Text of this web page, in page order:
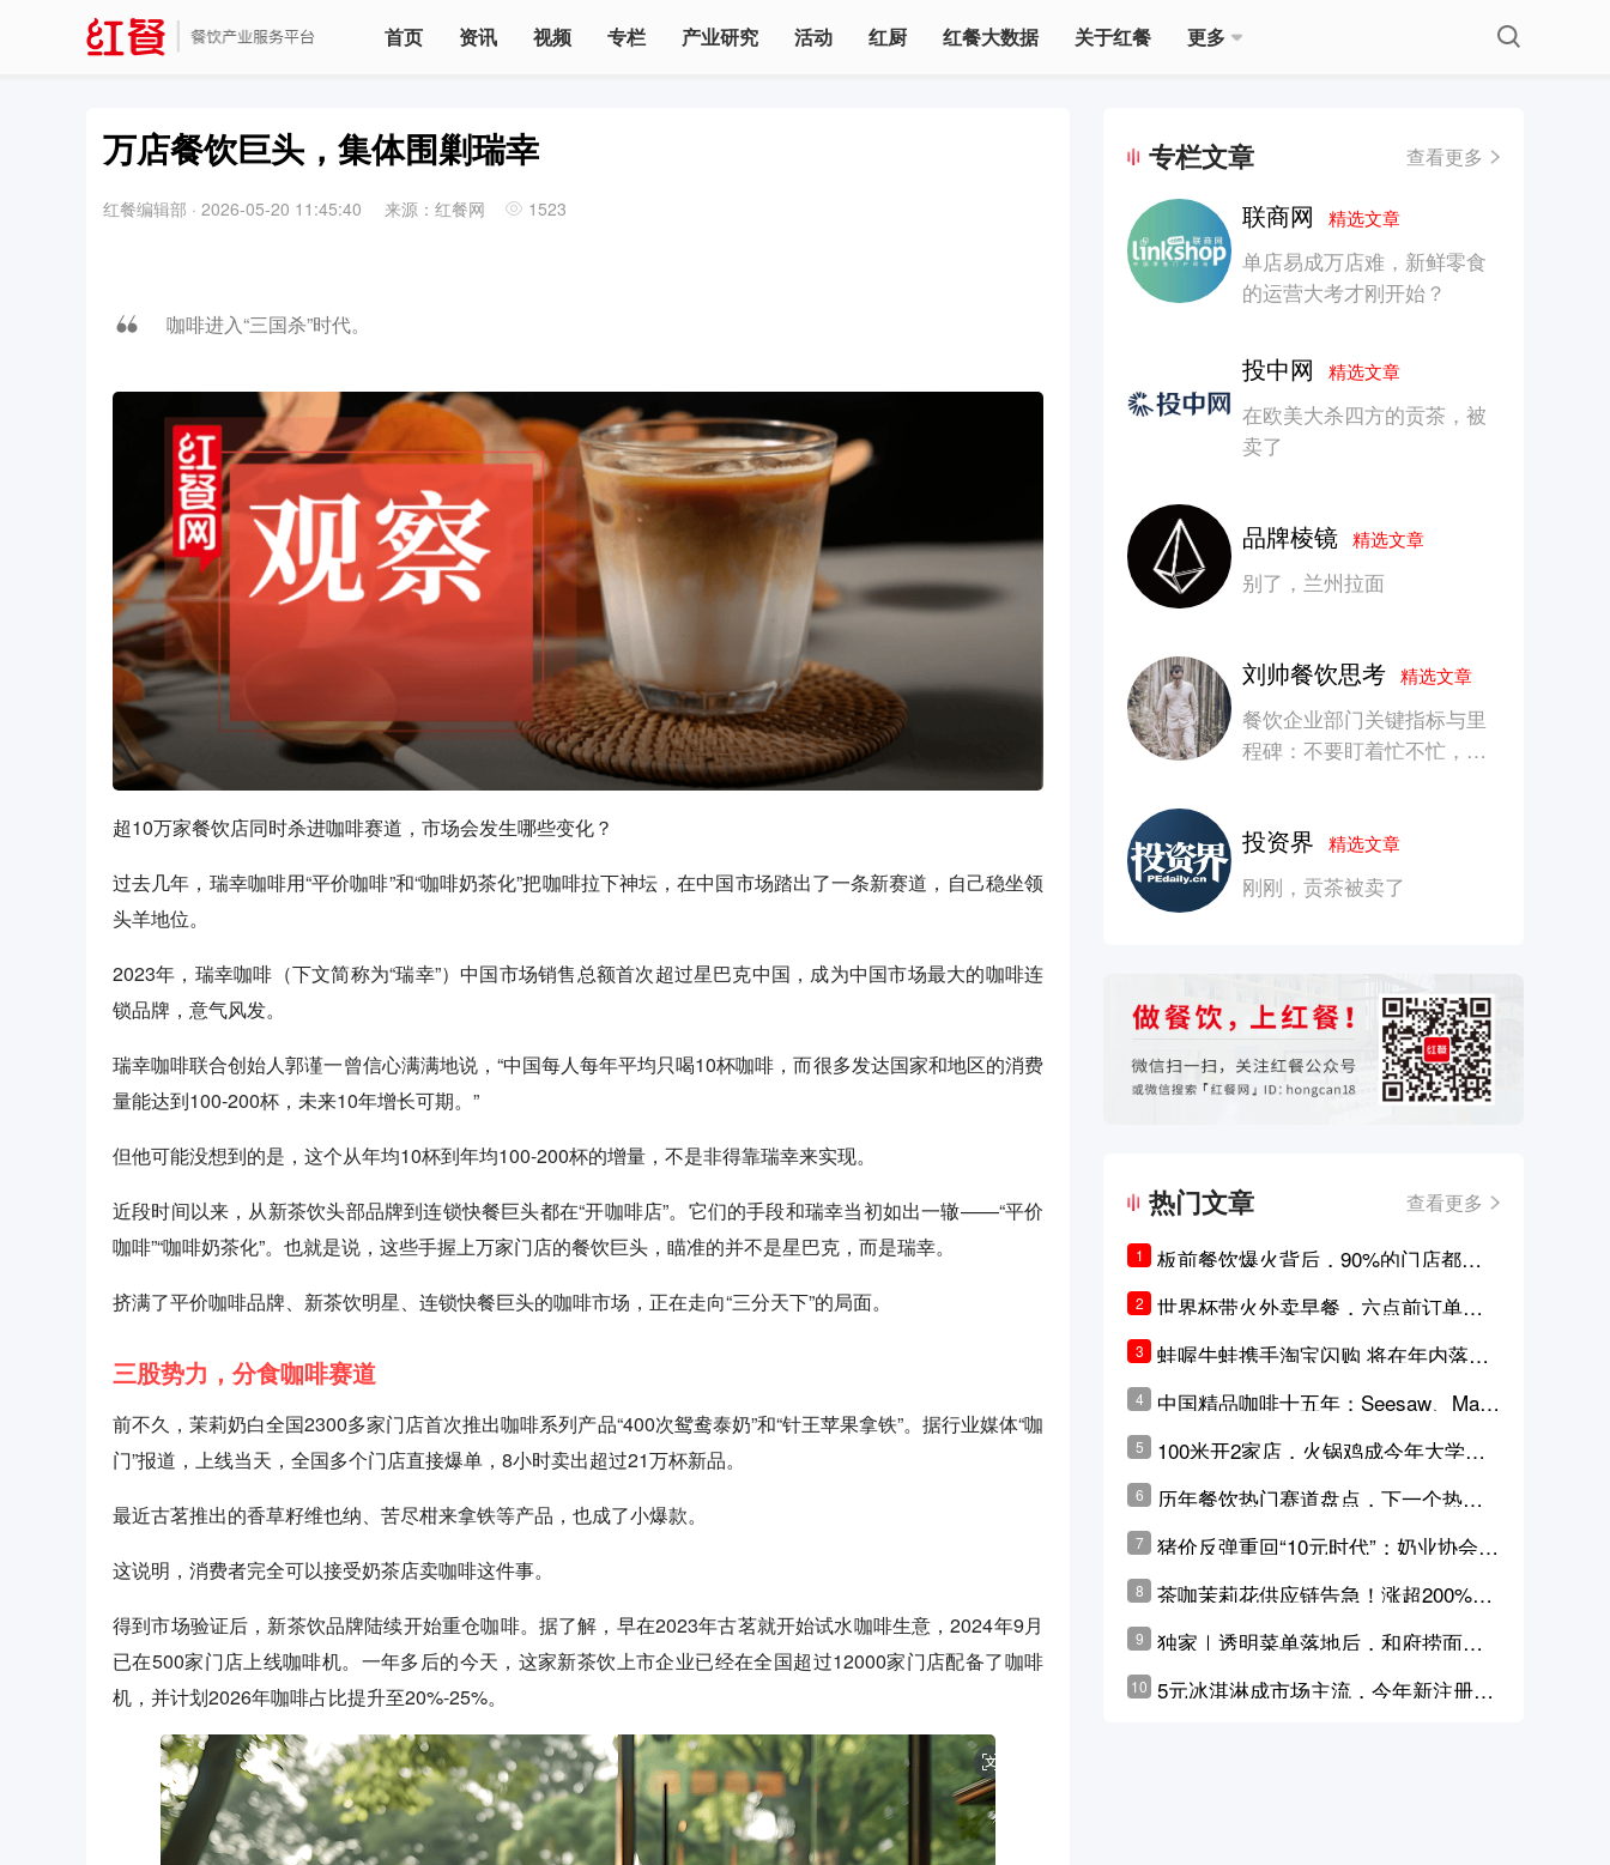
首页 资讯 视频 专栏 产业研究 活动 红厨 红餐大数据 关于红餐 更多
万店餐饮巨头，集体围剿瑞幸
红餐编辑部 · 2026-05-20 11:45:40 来源：红餐网 1523
咖啡进入“三国杀”时代。
超10万家餐饮店同时杀进咖啡赛道，市场会发生哪些变化？
过去几年，瑞幸咖啡用“平价咖啡”和“咖啡奶茶化”把咖啡拉下神坛，在中国市场踏出了一条新赛道，自己稳坐领
头羊地位。
2023年，瑞幸咖啡（下文简称为“瑞幸”）中国市场销售总额首次超过星巴克中国，成为中国市场最大的咖啡连
锁品牌，意气风发。
瑞幸咖啡联合创始人郭谨一曾信心满满地说，“中国每人每年平均只喝10杯咖啡，而很多发达国家和地区的消费
量能达到100-200杯，未来10年增长可期。”
但他可能没想到的是，这个从年均10杯到年均100-200杯的增量，不是非得靠瑞幸来实现。
近段时间以来，从新茶饮头部品牌到连锁快餐巨头都在“开咖啡店”。它们的手段和瑞幸当初如出一辙——“平价
咖啡”“咖啡奶茶化”。也就是说，这些手握上万家门店的餐饮巨头，瞄准的并不是星巴克，而是瑞幸。
挤满了平价咖啡品牌、新茶饮明星、连锁快餐巨头的咖啡市场，正在走向“三分天下”的局面。
三股势力，分食咖啡赛道
前不久，茉莉奶白全国2300多家门店首次推出咖啡系列产品“400次鸳鸯泰奶”和“针王苹果拿铁”。据行业媒体“咖
门”报道，上线当天，全国多个门店直接爆单，8小时卖出超过21万杯新品。
最近古茗推出的香草籽维也纳、苦尽柑来拿铁等产品，也成了小爆款。
这说明，消费者完全可以接受奶茶店卖咖啡这件事。
得到市场验证后，新茶饮品牌陆续开始重仓咖啡。据了解，早在2023年古茗就开始试水咖啡生意，2024年9月
已在500家门店上线咖啡机。一年多后的今天，这家新茶饮上市企业已经在全国超过12000家门店配备了咖啡
机，并计划2026年咖啡占比提升至20%-25%。
专栏文章 查看更多
联商网精选文章
单店易成万店难，新鲜零食
的运营大考才刚开始？
投中网精选文章
在欧美大杀四方的贡茶，被
卖了
品牌棱镜精选文章
别了，兰州拉面
刘帅餐饮思考精选文章
餐饮企业部门关键指标与里
程碑：不要盯着忙不忙，要
投资界精选文章
刚刚，贡茶被卖了
热门文章 查看更多
1
板前餐饮爆火背后，90%的门店都只
是徒有其表的刻意作秀？
2
世界杯带火外卖早餐，六点前订单大
涨超5成，巴西比赛成“早餐带货王”
3
蛙喔牛蛙携手淘宝闪购 将在年内落地3
4
中国精品咖啡十五年：Seesaw、Man
ner、M Stand为何结出了不同的果
实？
5
100米开2家店，火锅鸡成今年大学城
6
历年餐饮热门赛道盘点，下一个热门
7
猪价反弹重回“10元时代”；奶业协会称
原奶价格现回暖迹象
8
茶咖茉莉花供应链告急！涨超200%，
横州花价冲破50元一斤
9
独家｜透明菜单落地后，和府捞面李
学林公布未来10年计划
10 5元冰淇淋成市场主流，今年新注册相